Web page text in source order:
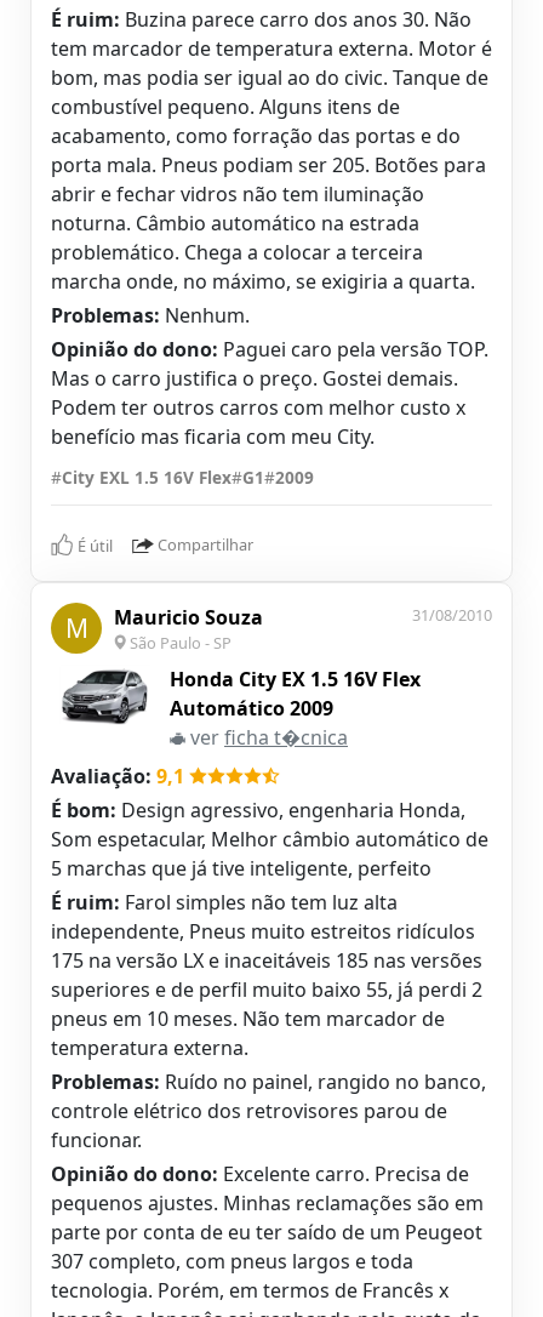
É ruim: Buzina parece carro dos anos 30. Não
tem marcador de temperatura externa. Motor é
bom, mas podia ser igual ao do civic. Tanque de
combustível pequeno. Alguns itens de
acabamento, como forração das portas e do
porta mala. Pneus podiam ser 205. Botões para
abrir e fechar vidros não tem iluminação
noturna. Câmbio automático na estrada
problemático. Chega a colocar a terceira
marcha onde, no máximo, se exigiria a quarta.
Problemas: Nenhum.
Opinião do dono: Paguei caro pela versão TOP.
Mas o carro justifica o preço. Gostei demais.
Podem ter outros carros com melhor custo x
benefício mas ficaria com meu City.
#City EXL 1.5 16V Flex#G1#2009
É útil Compartilhar
M Mauricio Souza
São Paulo - SP
31/08/2010
Honda City EX 1.5 16V Flex
Automático 2009
verficha t�cnica
Avaliação: 9,1
É bom: Design agressivo, engenharia Honda,
Som espetacular, Melhor câmbio automático de
5 marchas que já tive inteligente, perfeito
É ruim: Farol simples não tem luz alta
independente, Pneus muito estreitos ridículos
175 na versão LX e inaceitáveis 185 nas versões
superiores e de perfil muito baixo 55, já perdi 2
pneus em 10 meses. Não tem marcador de
temperatura externa.
Problemas: Ruído no painel, rangido no banco,
controle elétrico dos retrovisores parou de
funcionar.
Opinião do dono: Excelente carro. Precisa de
pequenos ajustes. Minhas reclamações são em
parte por conta de eu ter saído de um Peugeot
307 completo, com pneus largos e toda
tecnologia. Porém, em termos de Francês x